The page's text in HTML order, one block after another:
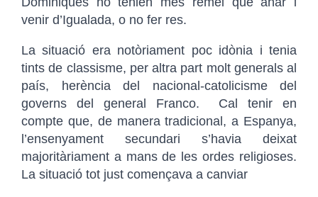
venir d’Igualada, o no fer res.
La situació era notòriament poc idònia i tenia
tints de classisme, per altra part molt generals al
país, herència del nacional-catolicisme del
governs del general Franco. Cal tenir en
compte que, de manera tradicional, a Espanya,
l’ensenyament secundari s’havia deixat
majoritàriament a mans de les ordes religioses.
La situació tot just començava a canviar